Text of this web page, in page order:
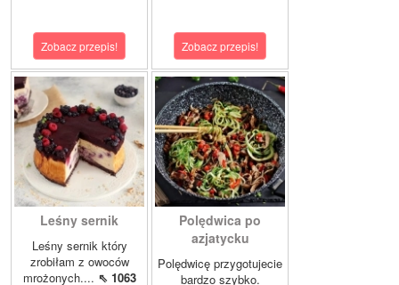
Zobacz przepis! Zobacz przepis!
Leśny sernik
Leśny sernik który
zrobiłam z owoców
mrożonych.... ⇖ 1063
Polędwica po
azjatycku
Polędwicę przygotujecie
bardzo szybko.